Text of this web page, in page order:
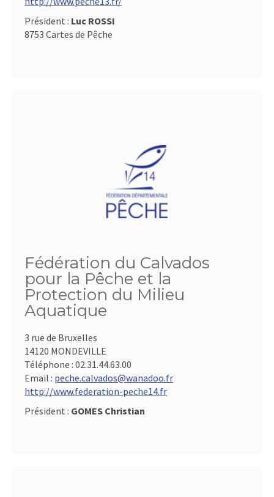
Président : Luc ROSSI
8753 Cartes de Pêche
Fédération du Calvados
pour la Pêche et la
Protection du Milieu
Aquatique
3 rue de Bruxelles
14120 MONDEVILLE
Téléphone : 02.31.44.63.00
Email : peche.calvados@wanadoo.fr
http://www.federation-peche14.fr
Président : GOMES Christian